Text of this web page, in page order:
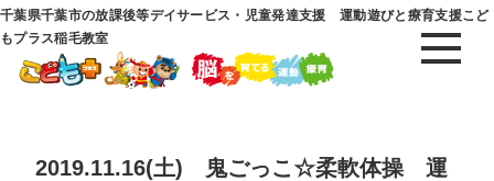
千葉県千葉市の放課後等デイサービス・児童発達支援 運動遊びと療育支援こど
もプラス稲毛教室
2019.11.16(土) 鬼ごっこ☆柔軟体操 運